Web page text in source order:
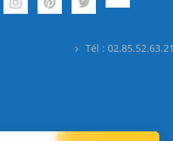
Tél : 02.85.52.63.21